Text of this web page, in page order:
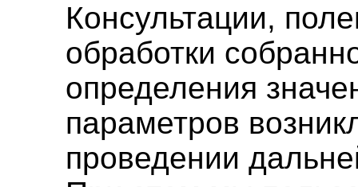
Консультации,
обработки
определения
параметров
проведении